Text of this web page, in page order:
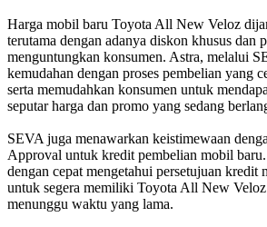
Harga mobil baru Toyota All New Veloz
terutama dengan adanya diskon khusus dan
menguntungkan konsumen. Astra, melalui
kemudahan dengan proses pembelian yang
serta memudahkan konsumen untuk
seputar harga dan promo yang sedang
SEVA juga menawarkan keistimewaan
Approval untuk kredit pembelian mobil
dengan cepat mengetahui persetujuan kredit
untuk segera memiliki Toyota All New
menunggu waktu yang lama.